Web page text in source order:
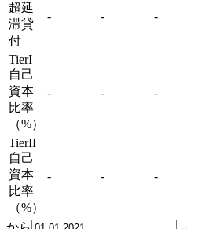
超延
滞貸
付
- - -
TierI
自己
資本
比率
（%）
- - -
TierII
自己
資本
比率
（%）
- - -